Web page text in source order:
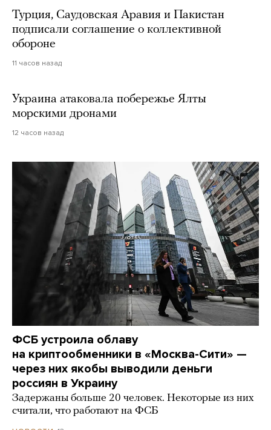
Турция, Саудовская Аравия и Пакистан
подписали соглашение о коллективной
обороне
11 часов назад
Украина атаковала побережье Ялты
морскими дронами
12 часов назад
ФСБ устроила облаву
на криптообменники в «Москва-Сити» —
через них якобы выводили деньги
россиян в Украину
Задержаны больше 20 человек. Некоторые из них
считали, что работают на ФСБ